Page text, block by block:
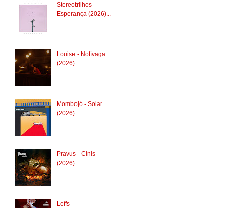
Stereotrilhos -
Esperança (2026)...
Louise - Notívaga
(2026)...
Mombojó - Solar
(2026)...
Pravus - Cinis
(2026)...
Leffs -